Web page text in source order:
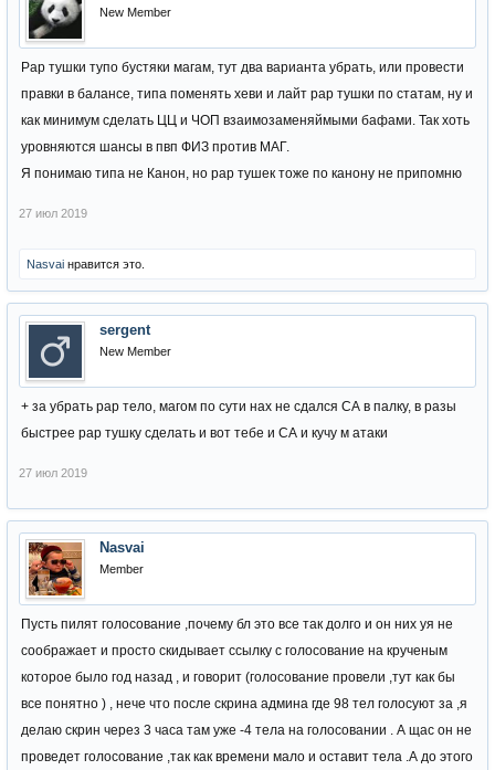
New Member
Рар тушки тупо бустяки магам, тут два варианта убрать, или провести
правки в балансе, типа поменять хеви и лайт рар тушки по статам, ну и
как минимум сделать ЦЦ и ЧОП взаимозаменяймыми бафами. Так хоть
уровняются шансы в пвп ФИЗ против МАГ.
Я понимаю типа не Канон, но рар тушек тоже по канону не припомню
27 июл 2019
Nasvai нравится это.
sergent
New Member
+ за убрать рар тело, магом по сути нах не сдался СА в палку, в разы
быстрее рар тушку сделать и вот тебе и СА и кучу м атаки
27 июл 2019
Nasvai
Member
Пусть пилят голосование ,почему бл это все так долго и он них уя не
соображает и просто скидывает ссылку с голосование на крученым
которое было год назад , и говорит (голосование провели ,тут как бы
все понятно ) , нече что после скрина админа где 98 тел голосуют за ,я
делаю скрин через 3 часа там уже -4 тела на голосовании . А щас он не
проведет голосование ,так как времени мало и оставит тела .А до этого